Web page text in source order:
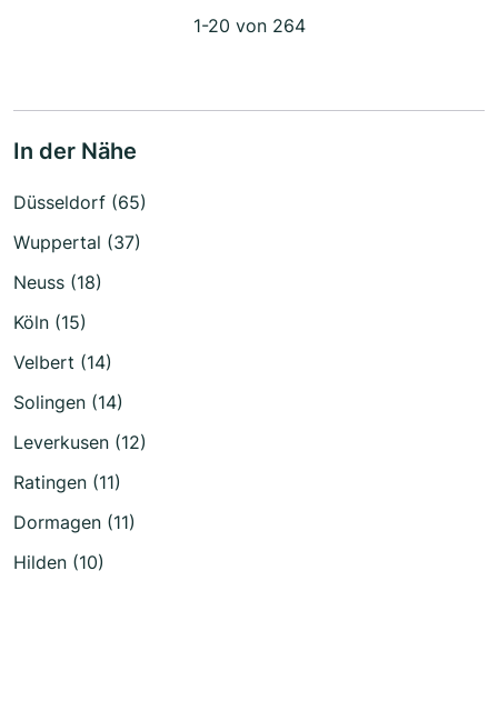
1-20 von 264
In der Nähe
Düsseldorf (65)
Wuppertal (37)
Neuss (18)
Köln (15)
Velbert (14)
Solingen (14)
Leverkusen (12)
Ratingen (11)
Dormagen (11)
Hilden (10)